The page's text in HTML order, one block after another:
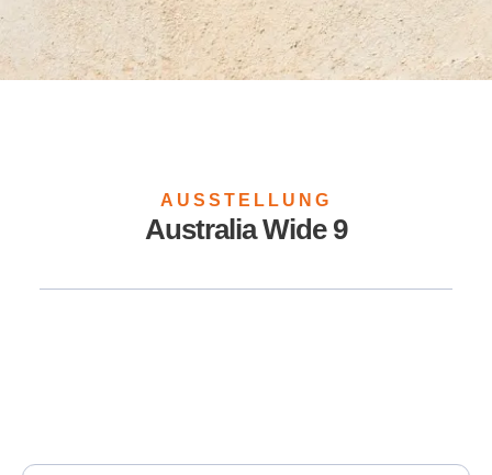
AUSSTELLUNG
Australia Wide 9